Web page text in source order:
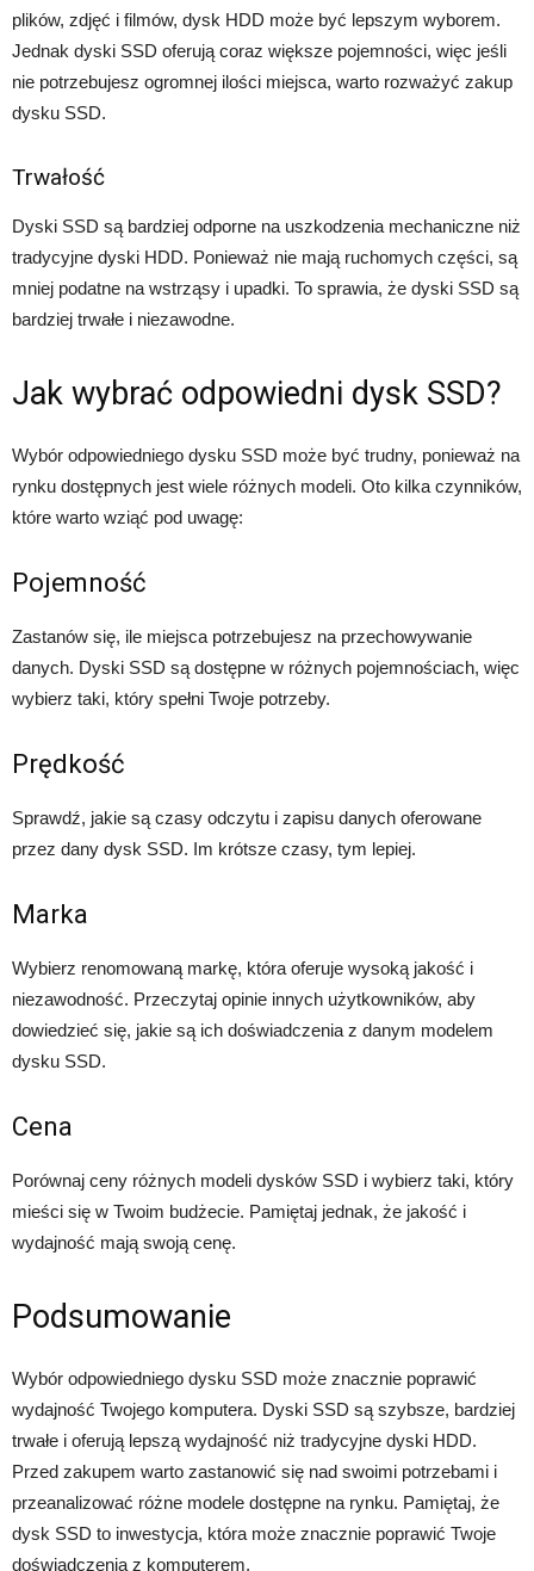
plików, zdjęć i filmów, dysk HDD może być lepszym wyborem.
Jednak dyski SSD oferują coraz większe pojemności, więc jeśli
nie potrzebujesz ogromnej ilości miejsca, warto rozważyć zakup
dysku SSD.
Trwałość
Dyski SSD są bardziej odporne na uszkodzenia mechaniczne niż
tradycyjne dyski HDD. Ponieważ nie mają ruchomych części, są
mniej podatne na wstrząsy i upadki. To sprawia, że dyski SSD są
bardziej trwałe i niezawodne.
Jak wybrać odpowiedni dysk SSD?
Wybór odpowiedniego dysku SSD może być trudny, ponieważ na
rynku dostępnych jest wiele różnych modeli. Oto kilka czynników,
które warto wziąć pod uwagę:
Pojemność
Zastanów się, ile miejsca potrzebujesz na przechowywanie
danych. Dyski SSD są dostępne w różnych pojemnościach, więc
wybierz taki, który spełni Twoje potrzeby.
Prędkość
Sprawdź, jakie są czasy odczytu i zapisu danych oferowane
przez dany dysk SSD. Im krótsze czasy, tym lepiej.
Marka
Wybierz renomowaną markę, która oferuje wysoką jakość i
niezawodność. Przeczytaj opinie innych użytkowników, aby
dowiedzieć się, jakie są ich doświadczenia z danym modelem
dysku SSD.
Cena
Porównaj ceny różnych modeli dysków SSD i wybierz taki, który
mieści się w Twoim budżecie. Pamiętaj jednak, że jakość i
wydajność mają swoją cenę.
Podsumowanie
Wybór odpowiedniego dysku SSD może znacznie poprawić
wydajność Twojego komputera. Dyski SSD są szybsze, bardziej
trwałe i oferują lepszą wydajność niż tradycyjne dyski HDD.
Przed zakupem warto zastanowić się nad swoimi potrzebami i
przeanalizować różne modele dostępne na rynku. Pamiętaj, że
dysk SSD to inwestycja, która może znacznie poprawić Twoje
doświadczenia z komputerem.